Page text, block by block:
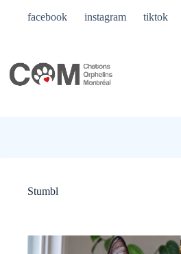
facebook instagram tiktok
Stumbl